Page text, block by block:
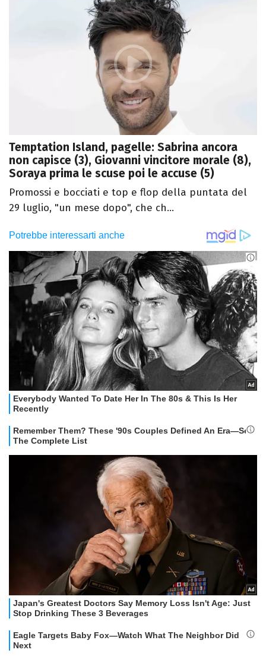
Temptation Island, pagelle: Sabrina ancora
non capisce (3), Giovanni vincitore morale (8),
Soraya prima le scuse poi le accuse (5)
Promossi e bocciati e top e flop della puntata del
29 luglio, "un mese dopo", che ch...